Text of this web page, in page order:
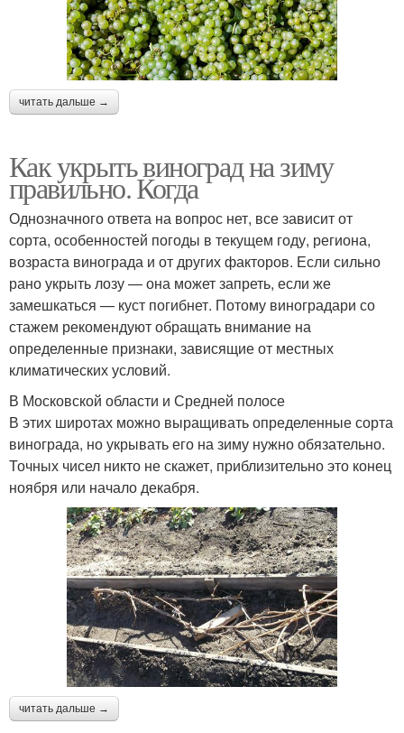
читать дальше →
Как укрыть виноград на зиму
правильно. Когда
Однозначного ответа на вопрос нет, все зависит от
сорта, особенностей погоды в текущем году, региона,
возраста винограда и от других факторов. Если сильно
рано укрыть лозу — она может запреть, если же
замешкаться — куст погибнет. Потому виноградари со
стажем рекомендуют обращать внимание на
определенные признаки, зависящие от местных
климатических условий.
В Московской области и Средней полосе
В этих широтах можно выращивать определенные сорта
винограда, но укрывать его на зиму нужно обязательно.
Точных чисел никто не скажет, приблизительно это конец
ноября или начало декабря.
читать дальше →